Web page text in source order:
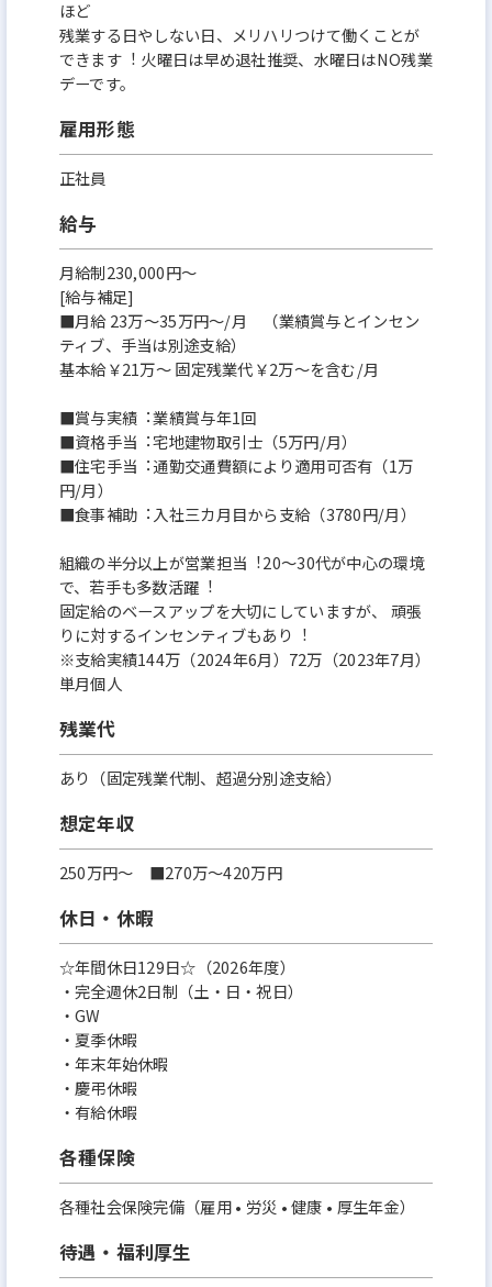
ほど
残業する⽇やしない⽇、メリハリつけて働くことが
できます︕ ⽕曜⽇は早め退社推奨、⽔曜⽇はNO残業
デーです。
雇用形態
正社員
給与
月給制230,000円～
[給与補足]
■⽉給 23万〜35万円〜/⽉ （業績賞与とインセン
ティブ、⼿当は別途⽀給）
基本給￥21万〜 固定残業代￥2万〜を含む/⽉
■賞与実績︓業績賞与年1回
■資格⼿当︓宅地建物取引⼠（5万円/⽉）
■住宅⼿当︓通勤交通費額により適⽤可否有（1万
円/⽉）
■⾷事補助︓⼊社三カ⽉⽬から⽀給（3780円/⽉）
組織の半分以上が営業担当︕20〜30代が中⼼の環境
で、若⼿も多数活躍︕
固定給のベースアップを⼤切にしていますが、 頑張
りに対するインセンティブもあり︕
※⽀給実績144万（2024年6⽉）72万（2023年7⽉）
単⽉個⼈
残業代
あり（固定残業代制、超過分別途支給）
想定年収
250万円〜 ■270万〜420万円
休日・休暇
☆年間休日129日☆（2026年度）
・完全週休2日制（土・日・祝日）
・GW
・夏季休暇
・年末年始休暇
・慶弔休暇
・有給休暇
各種保険
各種社会保険完備（雇用 • 労災 • 健康 • 厚生年金）
待遇・福利厚生